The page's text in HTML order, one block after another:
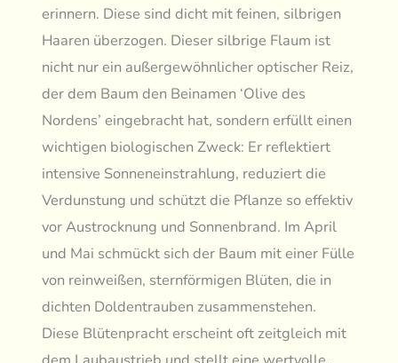
erinnern. Diese sind dicht mit feinen, silbrigen
Haaren überzogen. Dieser silbrige Flaum ist
nicht nur ein außergewöhnlicher optischer Reiz,
der dem Baum den Beinamen ‘Olive des
Nordens’ eingebracht hat, sondern erfüllt einen
wichtigen biologischen Zweck: Er reflektiert
intensive Sonneneinstrahlung, reduziert die
Verdunstung und schützt die Pflanze so effektiv
vor Austrocknung und Sonnenbrand. Im April
und Mai schmückt sich der Baum mit einer Fülle
von reinweißen, sternförmigen Blüten, die in
dichten Doldentrauben zusammenstehen.
Diese Blütenpracht erscheint oft zeitgleich mit